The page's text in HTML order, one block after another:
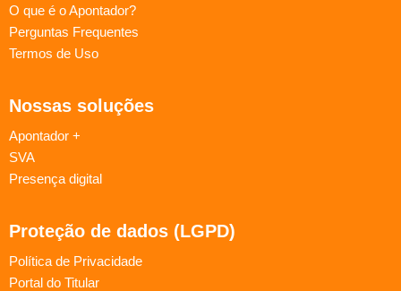
O que é o Apontador?
Perguntas Frequentes
Termos de Uso
Nossas soluções
Apontador +
SVA
Presença digital
Proteção de dados (LGPD)
Política de Privacidade
Portal do Titular